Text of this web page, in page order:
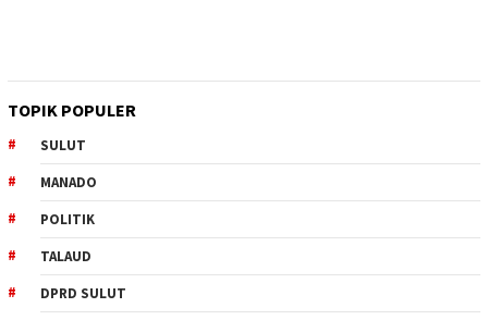
TOPIK POPULER
SULUT
MANADO
POLITIK
TALAUD
DPRD SULUT